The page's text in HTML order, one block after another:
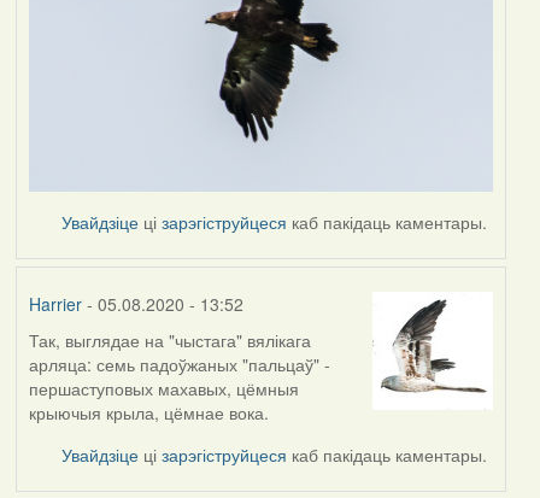
Увайдзіце цізарэгіструйцеся каб пакідаць каментары.
Harrier- 05.08.2020 - 13:52
In
reply
to
by
arktous
Так, выглядае на "чыстага" вялікага
арляца: семь падоўжаных "пальцаў" -
першаступовых махавых, цёмныя
крыючыя крыла, цёмнае вока.
Увайдзіце цізарэгіструйцеся каб пакідаць каментары.